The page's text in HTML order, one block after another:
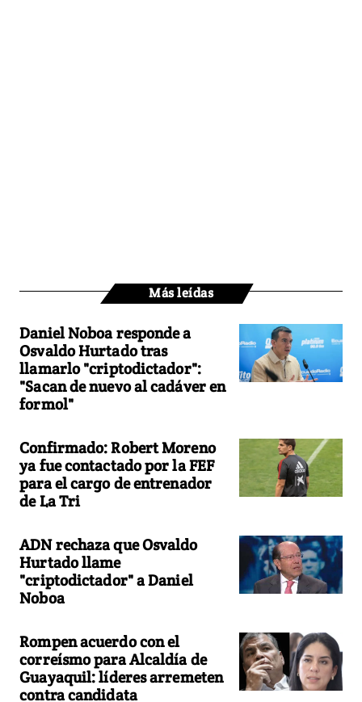
Más leídas
Daniel Noboa responde a
Osvaldo Hurtado tras
llamarlo "criptodictador":
"Sacan de nuevo al cadáver en
formol"
Confirmado: Robert Moreno
ya fue contactado por la FEF
para el cargo de entrenador
de La Tri
ADN rechaza que Osvaldo
Hurtado llame
"criptodictador" a Daniel
Noboa
Rompen acuerdo con el
correísmo para Alcaldía de
Guayaquil: líderes arremeten
contra candidata